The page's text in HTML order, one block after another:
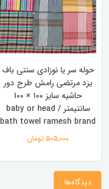
حوله سر یا نوزادی سنتی باف
یزد مرتضی رامش طرح دور
حاشیه سایز ۱۰۰ × 1۰۰
سانتیمتر / baby or head
bath towel ramesh brand
505,000 تومان
دیدگاه‌ها